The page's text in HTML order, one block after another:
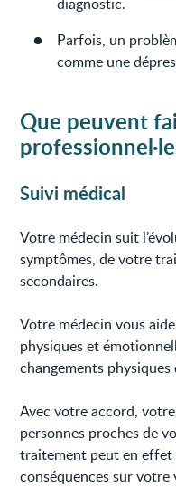
Parfois, un
comme une
Que peuvent
Suivi médical
Votre médecin suit
symptômes, de votre
secondaires.
Votre médecin vous
physiques et
changements
Avec votre accord,
personnes proches de
traitement peut en effet
conséquences sur